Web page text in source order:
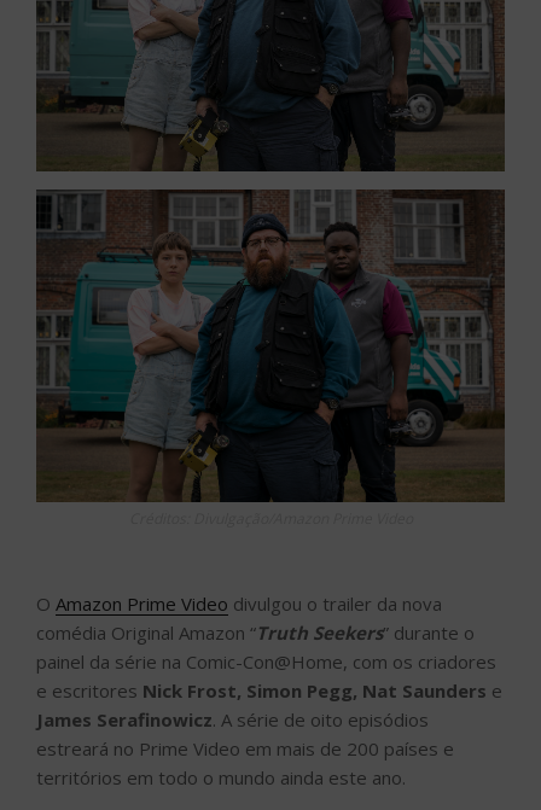
O Amazon Prime Video divulgou o trailer da nova
comédia Original Amazon “Truth Seekers” durante o
painel da série na Comic-Con@Home, com os criadores
e escritores Nick Frost, Simon Pegg, Nat Saunders e
James Serafinowicz. A série de oito episódios
estreará no Prime Video em mais de 200 países e
territórios em todo o mundo ainda este ano.